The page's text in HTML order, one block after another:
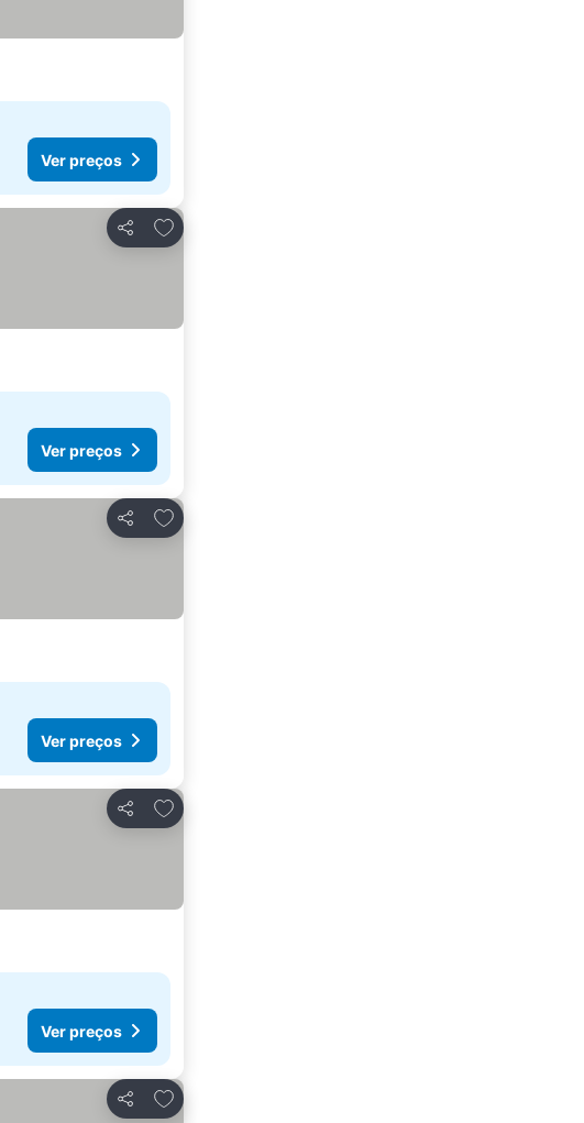
Ver preços
Partilhar
Adicionar aos favoritos
Ver preços
Partilhar
Adicionar aos favoritos
Ver preços
Partilhar
Adicionar aos favoritos
Ver preços
Partilhar
Adicionar aos favoritos